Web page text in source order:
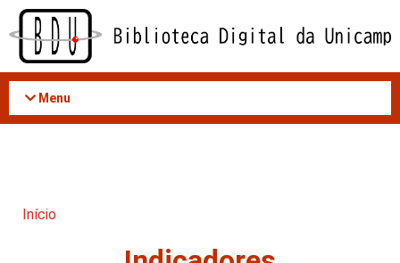
Acessar
conteúdo
Menu
Início